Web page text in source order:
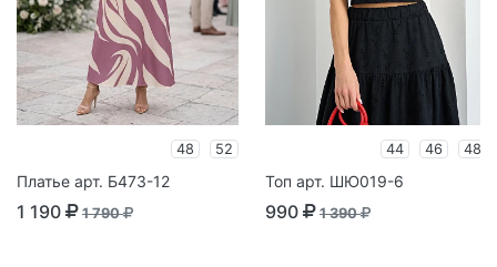
48 52
Платье арт. Б473-12
1 190 1 790
44 46 48
Топ арт. ШЮ019-6
990 1 390